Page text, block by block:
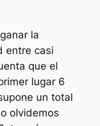
la
entre casi
que el
lugar 6
un total
olvidemos